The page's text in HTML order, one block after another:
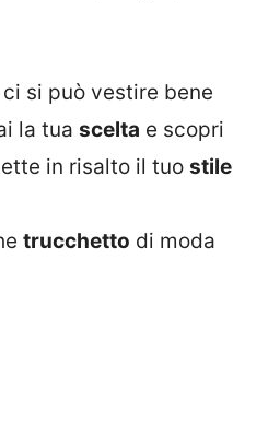
si può vestire bene
la tua scelta e scopri
in risalto il tuo stile
trucchetto di moda